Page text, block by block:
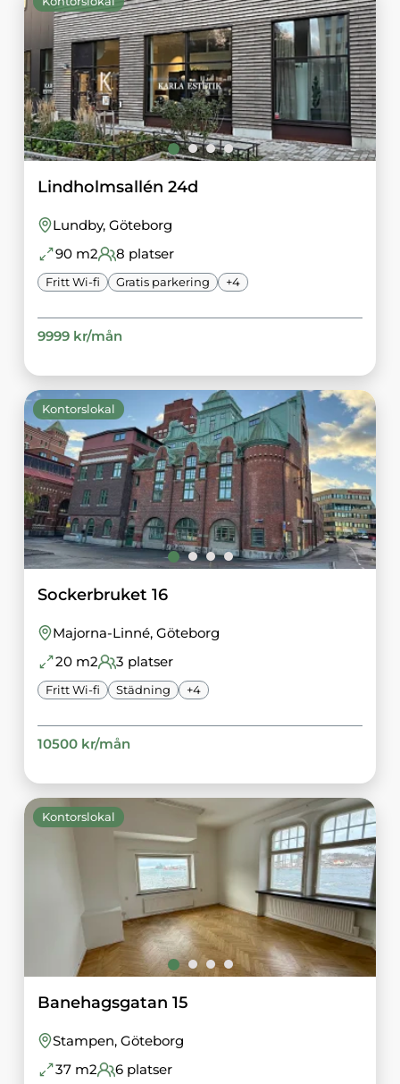
Lindholmsallén 24d
Lundby, Göteborg
90m2 8 platser
Fritt Wi-fi Gratis parkering +4
9999kr/mån
Kontorslokal
Sockerbruket 16
Majorna-Linné, Göteborg
20m2 3 platser
Fritt Wi-fi Städning +4
10500kr/mån
Kontorslokal
Banehagsgatan 15
Stampen, Göteborg
37m2 6platser